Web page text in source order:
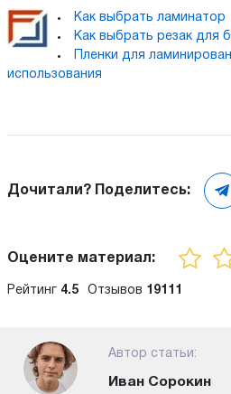
Как выбрать ламинатор
Как выбрать резак для
Пленки для
использования
Дочитали? Поделитесь:
Оцените материал:
Рейтинг 4.5 Отзывов 19111
Автор статьи:
Иван Сорокин